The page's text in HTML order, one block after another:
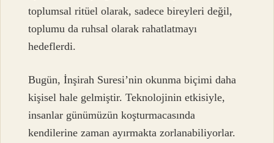
toplumsal ritüel olarak, sadece bireyleri değil,
toplumu da ruhsal olarak rahatlatmayı
hedeflerdi.
Bugün, İnşirah Suresi’nin okunma biçimi daha
kişisel hale gelmiştir. Teknolojinin etkisiyle,
insanlar günümüzün koşturmacasında
kendilerine zaman ayırmakta zorlanabiliyorlar.